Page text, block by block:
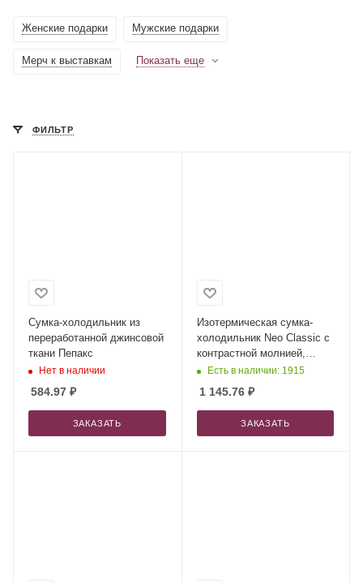
Женские подарки Мужские подарки
Мерч к выставкам Показать еще
ФИЛЬТР
Сумка-холодильник из
переработанной джинсовой
ткани Пепакс
Нет в наличии
584.97 ₽
ЗАКАЗАТЬ
Изотермическая сумка-
холодильник Neo Classic c
контрастной молнией,
серый/оранж + ремувка
Есть в наличии: 1915
1 145.76₽
ЗАКАЗАТЬ